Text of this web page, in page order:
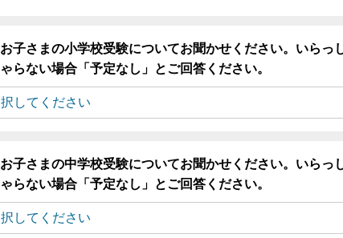
お子さまの小学校受験についてお聞かせください。いらっ
ゃらない場合「予定なし」とご回答ください。
お子さまの中学校受験についてお聞かせください。いらっ
ゃらない場合「予定なし」とご回答ください。